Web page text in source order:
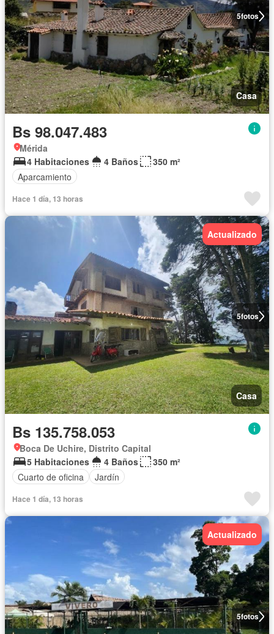
5fotos
Casa
Bs 98.047.483
Mérida
4 Habitaciones
4 Baños
350 m²
Aparcamiento
Hace 1 día, 13 horas
5fotos
Actualizado
Casa
Bs 135.758.053
Boca De Uchire, Distrito Capital
5 Habitaciones
4 Baños
350 m²
Cuarto de oficina
Jardín
Hace 1 día, 13 horas
5fotos
Actualizado